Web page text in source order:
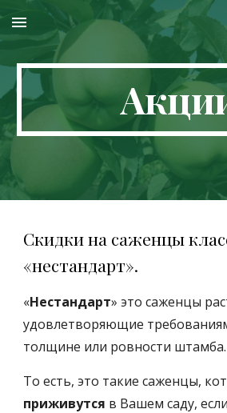
Skip to main content
Скидки на саженцы
«нестандарт».
«Нестандарт» это саженцы
удовлетворяющие
толщине или ровности штамба.
То есть, это такие саженцы,
приживутся в Вашем саду,